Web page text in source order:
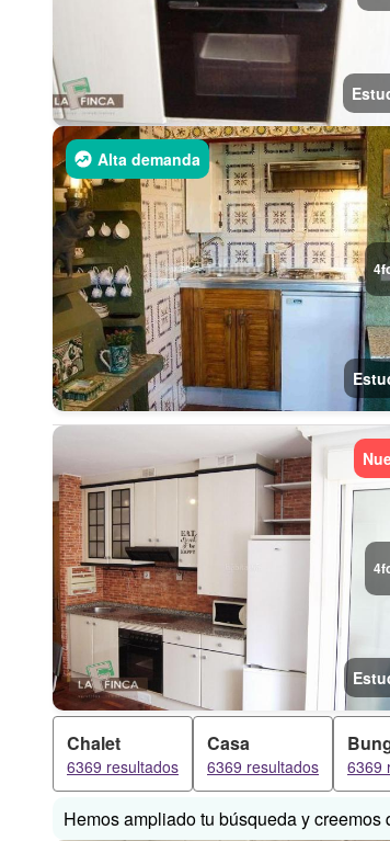
4
Alta demanda
4
Chalet
6369 resultados
Casa
6369 resultados 6369
Hemos ampliado tu búsqueda y